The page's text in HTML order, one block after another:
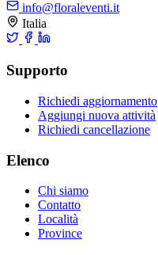
info@floraleventi.it
Italia
Supporto
Richiedi aggiornamento
Aggiungi nuova attività
Richiedi cancellazione
Elenco
Chi siamo
Contatto
Località
Province